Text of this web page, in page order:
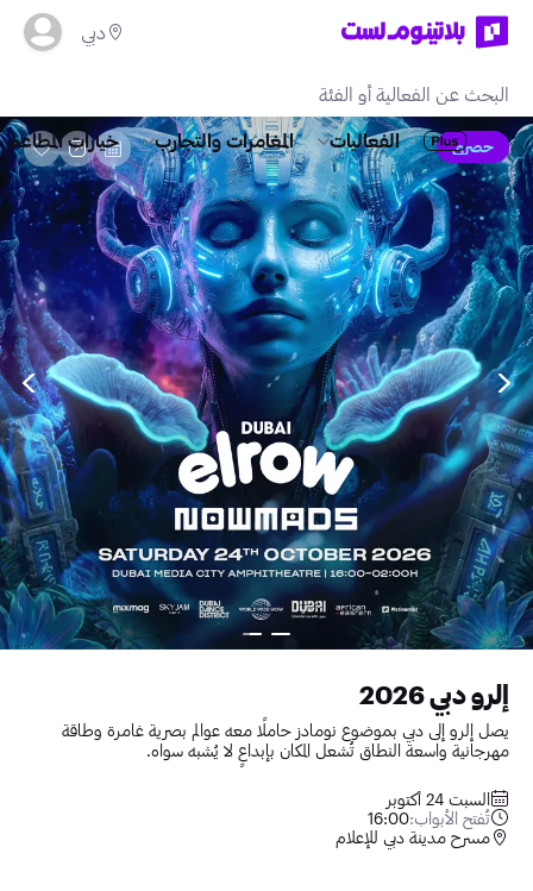
دبي
الفعاليات المغامرات والتجارب خيارات المطاعم حصري
إلرو دبي 2026
يصل إلرو إلى دبي بموضوع نومادز حاملًا معه عوالم بصرية غامرة وطاقة
مهرجانية واسعة النطاق تُشعل المكان بإبداعٍ لا يُشبه سواه.
السبت 24 أكتوبر
تُفتح الأبواب:16:00
مسرح مدينة دبي للإعلام